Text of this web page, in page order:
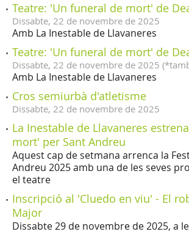
Teatre: 'Un funeral de mort' de
Dissabte, 22 de novembre de 2025
Amb La Inestable de Llavaneres
Teatre: 'Un funeral de mort' de
Dissabte, 22 de novembre de 2025 (
Amb La Inestable de Llavaneres
Cros semiurbà d'atletisme
Dissabte, 22 de novembre de 2025
La Inestable de Llavaneres
mort' per Sant Andreu
Aquest cap de setmana arrenca la
Andreu 2025 amb una de les seves
el teatre
Inscripció al 'Cluedo en viu' - El
Major
Dissabte 29 de novembre de 2025, a